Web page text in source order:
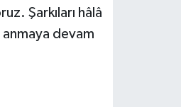
Şarkıları hâlâ
devam